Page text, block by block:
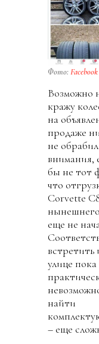
Фото:Facebook
Возможно
кражу
на
продаже
не
внимания,
бы не тот
что
Corvette
еще не
встретить
улице пока
найти
– еще